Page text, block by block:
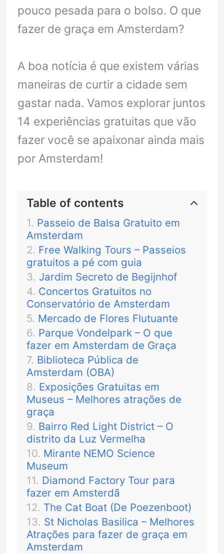
pouco pesada para o bolso. O que
fazer de graça em Amsterdam?
A boa notícia é que existem várias
maneiras de curtir a cidade sem
gastar nada. Vamos explorar juntos
14 experiências gratuitas que vão
fazer você se apaixonar ainda mais
por Amsterdam!
Table of contents
Passeio de Balsa Gratuito em
Amsterdam
Free Walking Tours – Passeios
gratuitos a pé com guia
Jardim Secreto de Begijnhof
Concertos Gratuitos no
Conservatório de Amsterdam
Mercado de Flores Flutuante
Parque Vondelpark – O que
fazer em Amsterdam de Graça
Biblioteca Pública de
Amsterdam (OBA)
Exposições Gratuitas em
Museus – Melhores atrações de
graça
Bairro Red Light District – O
distrito da Luz Vermelha
Mirante NEMO Science
Museum
Diamond Factory Tour para
fazer em Amsterdã
The Cat Boat (De Poezenboot)
St Nicholas Basilica – Melhores
Atrações para fazer de graça em
Amsterdam